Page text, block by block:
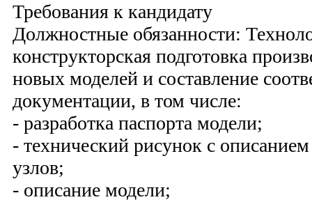
Требования к кандидату
Должностные обязанности:
конструкторская подготовка
новых моделей и составление
документации, в том числе:
- разработка паспорта модели;
- технический рисунок с
узлов;
- описание модели;